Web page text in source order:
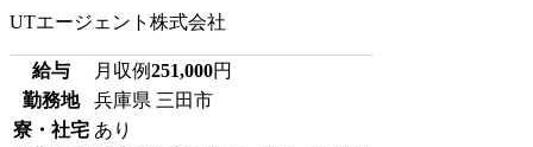
UTエージェント株式会社
給与 月収例251,000円
勤務地
兵庫県 三田市
寮・社宅 あり